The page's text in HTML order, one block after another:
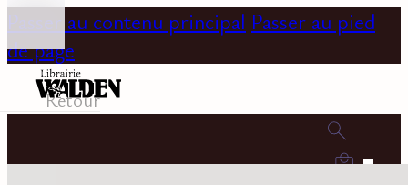
Passer au contenu principal Passer au pied
de page
0
Retour